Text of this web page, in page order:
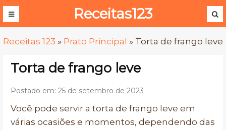
Receitas123
Receitas 123 » Prato Principal » Torta de frango leve
Torta de frango leve
Postado em: 25 de setembro de 2023
Você pode servir a torta de frango leve em
várias ocasiões e momentos, dependendo das